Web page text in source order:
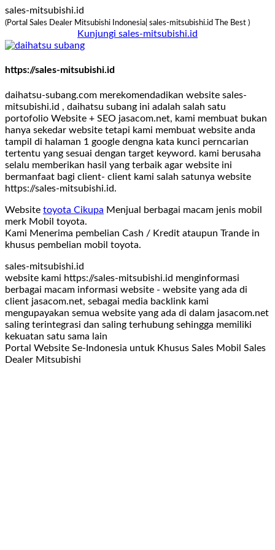
sales-mitsubishi.id
(Portal Sales Dealer Mitsubishi Indonesia| sales-mitsubishi.id The Best )
Kunjungi sales-mitsubishi.id
https://sales-mitsubishi.id
daihatsu-subang.com merekomendadikan website sales-
mitsubishi.id , daihatsu subang ini adalah salah satu
portofolio Website + SEO jasacom.net, kami membuat bukan
hanya sekedar website tetapi kami membuat website anda
tampil di halaman 1 google dengna kata kunci perncarian
tertentu yang sesuai dengan target keyword. kami berusaha
selalu memberikan hasil yang terbaik agar website ini
bermanfaat bagi client- client kami salah satunya website
https://sales-mitsubishi.id.
Website toyota Cikupa Menjual berbagai macam jenis mobil
merk Mobil toyota.
Kami Menerima pembelian Cash / Kredit ataupun Trande in
khusus pembelian mobil toyota.
sales-mitsubishi.id
website kami https://sales-mitsubishi.id menginformasi
berbagai macam informasi website - website yang ada di
client jasacom.net, sebagai media backlink kami
mengupayakan semua website yang ada di dalam jasacom.net
saling terintegrasi dan saling terhubung sehingga memiliki
kekuatan satu sama lain
Portal Website Se-Indonesia untuk Khusus Sales Mobil Sales
Dealer Mitsubishi